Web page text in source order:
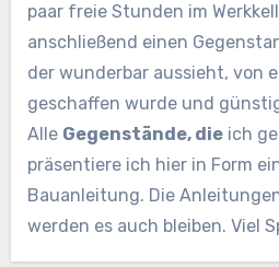
paar freie Stunden im
anschließend einen
der wunderbar aussieht, von
geschaffen wurde und
Alle Gegenstände, dieich
präsentiere ich hier in Form
Bauanleitung. Die
werden es auch bleiben. Viel